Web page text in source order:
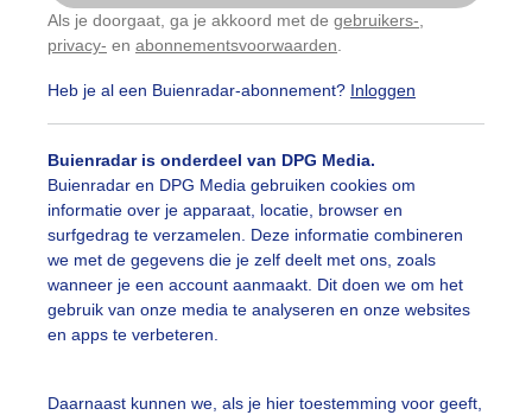
Als je doorgaat, ga je akkoord met de gebruikers-
privacy- en abonnementsvoorwaarden
Heb je al een Buienradar-abonnement? Inloggen
Buienradar is onderdeel van DPG Media.
Buienradar en DPG Media gebruiken cookies om
informatie over je apparaat, locatie, browser en
surfgedrag te verzamelen. Deze informatie combineren
we met de gegevens die je zelf deelt met ons, zoals
wanneer je een account aanmaakt. Dit doen we om het
gebruik van onze media te analyseren en onze websites
en apps te verbeteren.
Daarnaast kunnen we, als je hier toestemming voor geeft,
van geen betekenis gehad deze week
Gebruik je Safari en wil je niet elke dag deze pop-up
Klikhierom dit aan te passen